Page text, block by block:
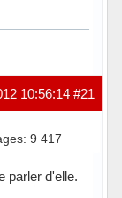
#21
10:56:14
9 417
parler d'elle.